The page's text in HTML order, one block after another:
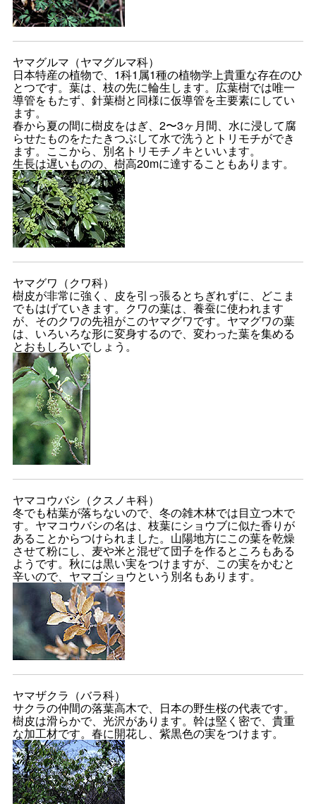
ヤマグルマ（ヤマグルマ科）
日本特産の植物で、1科1属1種の植物学上貴重な存在のひ
とつです。葉は、枝の先に輪生します。広葉樹では唯一
導管をもたず、針葉樹と同様に仮導管を主要素にしてい
ます。
春から夏の間に樹皮をはぎ、2〜3ヶ月間、水に浸して腐
らせたものをたたきつぶして水で洗うとトリモチができ
ます。ここから、別名トリモチノキといいます。
生長は遅いものの、樹高20mに達することもあります。
ヤマグワ（クワ科）
樹皮が非常に強く、皮を引っ張るとちぎれずに、どこま
でもはげていきます。クワの葉は、養蚕に使われます
が、そのクワの先祖がこのヤマグワです。ヤマグワの葉
は、いろいろな形に変身するので、変わった葉を集める
とおもしろいでしょう。
ヤマコウバシ（クスノキ科）
冬でも枯葉が落ちないので、冬の雑木林では目立つ木で
す。ヤマコウバシの名は、枝葉にショウブに似た香りが
あることからつけられました。山陽地方にこの葉を乾燥
させて粉にし、麦や米と混ぜて団子を作るところもある
ようです。秋には黒い実をつけますが、この実をかむと
辛いので、ヤマゴショウという別名もあります。
ヤマザクラ（バラ科）
サクラの仲間の落葉高木で、日本の野生桜の代表です。
樹皮は滑らかで、光沢があります。幹は堅く密で、貴重
な加工材です。春に開花し、紫黒色の実をつけます。